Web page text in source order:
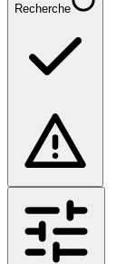
Recherche